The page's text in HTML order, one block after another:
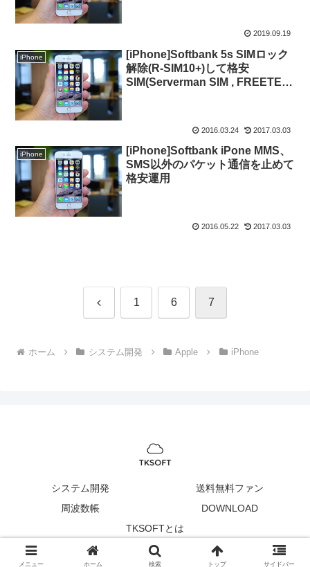
2019.09.19
iPhone
[iPhone]Softbank 5s SIMロック
解除(R-SIM10+)して格安
SIM(Serverman SIM , FREETEL)
2016.03.24 2017.03.03
iPhone
[iPhone]Softbank iPone MMS、
SMS以外のパケット通信を止めて
格安運用
2016.05.22 2017.03.03
前 1 6 7
ホーム システム開発 Apple iPhone
システム開発
送料無料ファン
周波数帳
DOWNLOAD
TKSOFTとは
Copyright © 2005-2026 TKSOFT All Rights Reserved.
メニュー ホーム 検索 トップ サイドバー